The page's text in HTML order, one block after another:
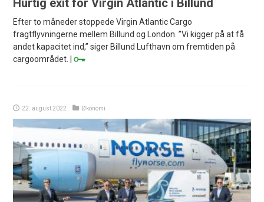
Hurtig exit for Virgin Atlantic i Billund
Efter to måneder stoppede Virgin Atlantic Cargo
fragtflyvningerne mellem Billund og London. ”Vi kigger på at få
andet kapacitet ind,” siger Billund Lufthavn om fremtiden på
cargoområdet. |
22. august 2022 Økonomi